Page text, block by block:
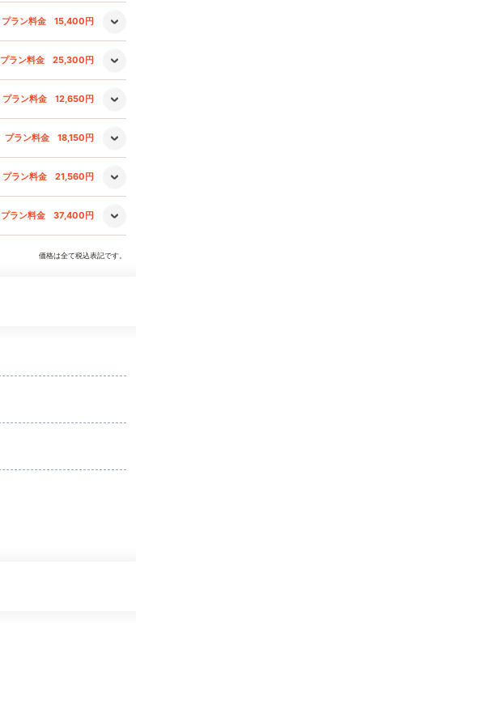
プラン料金 15,400円
プラン料金 25,300円
プラン料金 12,650円
プラン料金 18,150円
プラン料金 21,560円
プラン料金 37,400円
価格は全て税込表記です。